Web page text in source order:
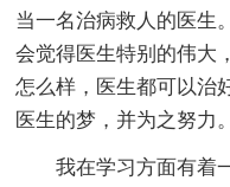
当一名治病救人的医生
会觉得医生特别的伟大
怎么样，医生都可以治
医生的梦，并为之努力。
我在学习方面有着一